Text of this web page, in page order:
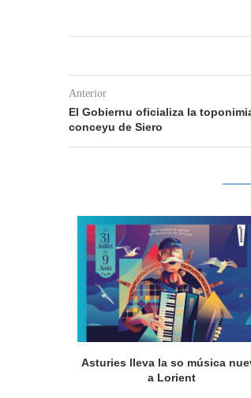
Anterior
El Gobiernu oficializa la
conceyu de Siero
Asturies lleva la so música
a Lorient